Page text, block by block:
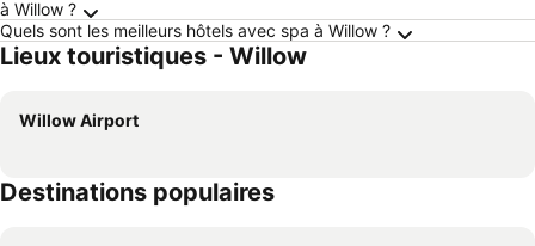
à Willow ?
Quels sont les meilleurs hôtels avec spa à Willow ?
Lieux touristiques - Willow
Willow Airport
Destinations populaires